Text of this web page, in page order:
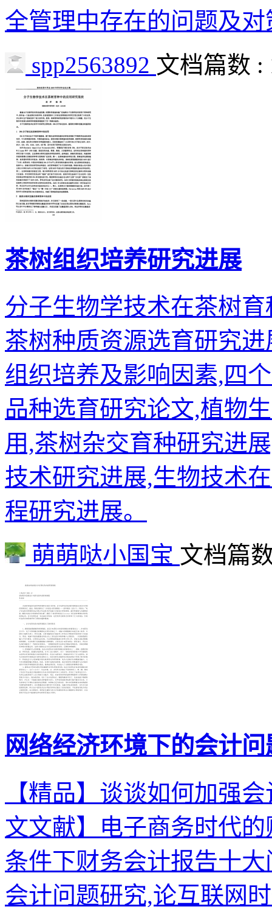
全管理中存在的问题及对
spp2563892 文档篇数 :
茶树组织培养研究进展
分子生物学技术在茶树
茶树种质资源选育研究
组织培养及影响因素,四
品种选育研究论文,植物
用,茶树杂交育种研究进
技术研究进展,生物技术
程研究进展。
萌萌哒小国宝 文档篇
网络经济环境下的会计
【精品】谈谈如何加强
文文献】电子商务时代
条件下财务会计报告十
会计问题研究,论互联网